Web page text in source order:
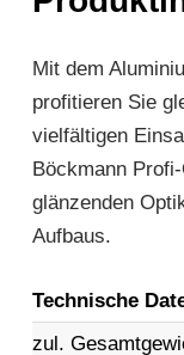
Mit dem
profitieren Sie
vielfältigen
Böckmann
glänzenden
Aufbaus.
Technische
zul.